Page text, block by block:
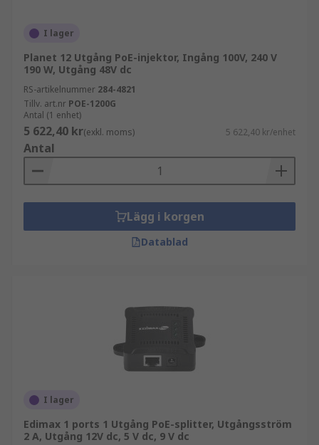
I lager
Planet 12 Utgång PoE-injektor, Ingång 100V, 240 V
190 W, Utgång 48V dc
RS-artikelnummer 284-4821
Tillv. art.nr POE-1200G
Antal (1 enhet)
5 622,40 kr(exkl. moms) 5 622,40 kr/enhet
Antal
Lägg i korgen
Datablad
I lager
Edimax 1 ports 1 Utgång PoE-splitter, Utgångsström
2 A, Utgång 12V dc, 5 V dc, 9 V dc